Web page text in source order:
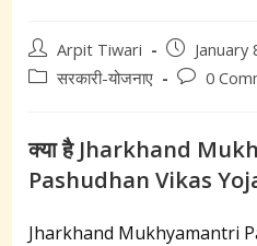
Post
author:
Arpit Tiwari
Post
published:
January
Postसरकारी-योजनाए
Post0
क्या है Jharkhand
Pashudhan Vikas
Jharkhand Mukhyamantri